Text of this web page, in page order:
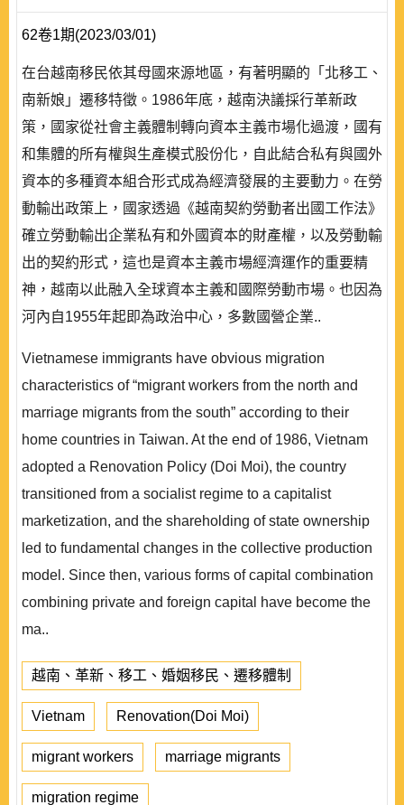
62卷1期(2023/03/01)
在台越南移民依其母國來源地區，有著明顯的「北移工、
南新娘」遷移特徵。1986年底，越南決議採行革新政
策，國家從社會主義體制轉向資本主義市場化過渡，國有
和集體的所有權與生產模式股份化，自此結合私有與國外
資本的多種資本組合形式成為經濟發展的主要動力。在勞
動輸出政策上，國家透過《越南契約勞動者出國工作法》
確立勞動輸出企業私有和外國資本的財產權，以及勞動輸
出的契約形式，這也是資本主義市場經濟運作的重要精
神，越南以此融入全球資本主義和國際勞動市場。也因為
河內自1955年起即為政治中心，多數國營企業..
Vietnamese immigrants have obvious migration
characteristics of “migrant workers from the north and
marriage migrants from the south” according to their
home countries in Taiwan. At the end of 1986, Vietnam
adopted a Renovation Policy (Doi Moi), the country
transitioned from a socialist regime to a capitalist
marketization, and the shareholding of state ownership
led to fundamental changes in the collective production
model. Since then, various forms of capital combination
combining private and foreign capital have become the
ma..
越南、革新、移工、婚姻移民、遷移體制
Vietnam Renovation(Doi Moi)
migrant workers marriage migrants
migration regime